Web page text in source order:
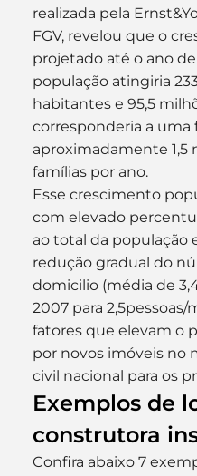
realizada pela
FGV, revelou que o
projetado até o ano
população atingiria
habitantes e 95,5
corresponderia a uma
aproximadamente 1,5
famílias por ano.
Esse crescimento
com elevado
ao total da população
redução gradual do
domicilio (média de
2007 para
fatores que elevam o
por novos imóveis no
civil nacional para os
Exemplos de
construtora
Confira abaixo 7